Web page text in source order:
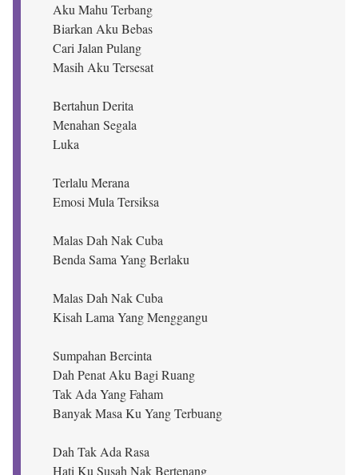
Aku Mahu Terbang
Biarkan Aku Bebas
Cari Jalan Pulang
Masih Aku Tersesat
Bertahun Derita
Menahan Segala
Luka
Terlalu Merana
Emosi Mula Tersiksa
Malas Dah Nak Cuba
Benda Sama Yang Berlaku
Malas Dah Nak Cuba
Kisah Lama Yang Menggangu
Sumpahan Bercinta
Dah Penat Aku Bagi Ruang
Tak Ada Yang Faham
Banyak Masa Ku Yang Terbuang
Dah Tak Ada Rasa
Hati Ku Susah Nak Bertenang